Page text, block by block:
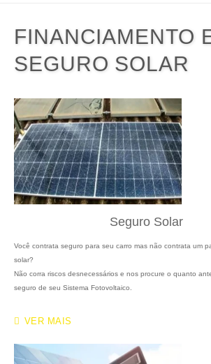
FINANCIAMENTO
SEGURO SOLAR
Seguro Solar
Você contrata seguro para seu carro mas não contrata um
solar?
Não corra riscos desnecessários e nos procure o quanto
seguro de seu Sistema Fotovoltaico.
 VER MAIS